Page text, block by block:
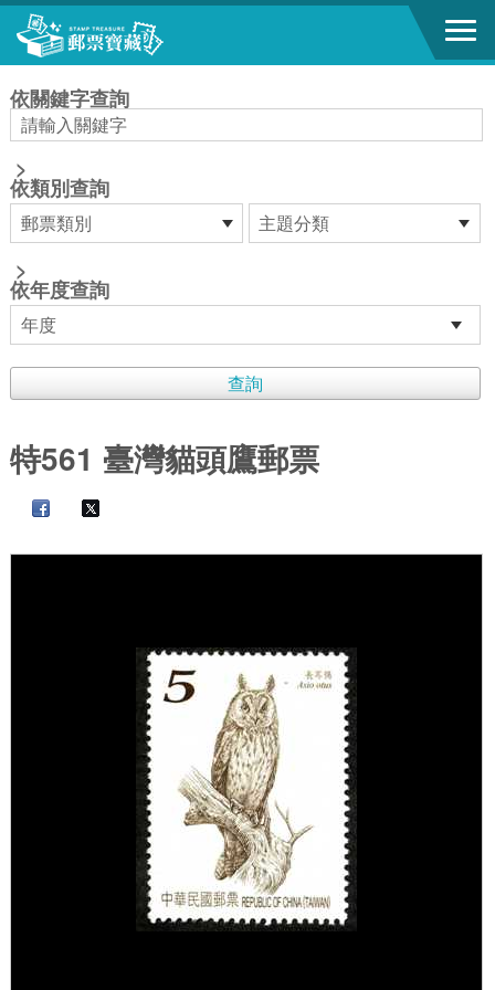
跳到主要內容區塊
依關鍵字查詢
>
依類別查詢
>
依年度查詢
特561 臺灣貓頭鷹郵票